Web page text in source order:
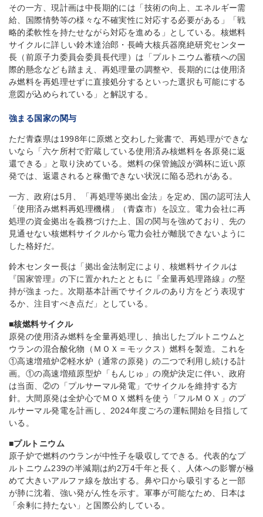
その一方、現計画は中長期的には「技術の向上、エネルギー需
給、国際情勢等の様々な不確実性に対応する必要がある」「戦
略的柔軟性を持たせながら対応を進める」としている。核燃料
サイクルに詳しい鈴木達治郎・長崎大核兵器廃絶研究センター
長（前原子力委員会委員長代理）は「プルトニウム蓄積への国
際的懸念なども踏まえ、再処理量の調整や、長期的には使用済
み燃料を再処理せずに直接処分するといった選択も可能にする
意図が込められている」と解説する。
強まる国家の関与
ただ青森県は1998年に原燃と交わした覚書で、再処理ができな
いなら「六ケ所村で貯蔵している使用済み核燃料を各原発に返
還できる」と取り決めている。燃料の保管施設が満杯に近い原
発では、返還されると稼働できない状況に陥る恐れがある。
一方、政府は5月、「再処理等拠出金法」を定め、国の認可法人
「使用済み燃料再処理機構」（青森市）を設立。電力会社に再
処理の資金拠出を義務づけた上、国の関与を強めており、先の
見通せない核燃料サイクルから電力会社が離脱できないように
した格好だ。
鈴木センター長は「拠出金法制定により、核燃料サイクルは
『国家管理』の下に置かれたとともに『全量再処理路線』の堅
持が強まった。次期基本計画でサイクルのあり方をどう表現す
るか、注目すべき点だ」としている。
■核燃料サイクル
原発の使用済み燃料を全量再処理し、抽出したプルトニウムと
ウランの混合酸化物（ＭＯＸ＝モックス）燃料を製造。これを
①高速増殖炉②軽水炉（通常の原発）の二つで利用し続ける計
画。①の高速増殖原型炉「もんじゅ」の廃炉決定に伴い、政府
は当面、②の「プルサーマル発電」でサイクルを維持する方
針。大間原発は全炉心でＭＯＸ燃料を使う「フルＭＯＸ」のプ
ルサーマル発電を計画し、2024年度ごろの運転開始を目指して
いる。
■プルトニウム
原子炉で燃料のウランが中性子を吸収してできる。代表的なプ
ルトニウム239の半減期は約2万4千年と長く、人体への影響が極
めて大きいアルファ線を放出する。鼻や口から吸引すると一部
が肺に沈着、強い発がん性を示す。軍事が可能なため、日本は
「余剰に持たない」と国際公約している。